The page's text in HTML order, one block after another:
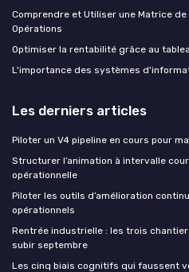
Comprendre et Utiliser une Matrice
Opérations
Optimiser la rentabilité grâce au
L'importance des systèmes
Les derniers articles
Piloter un V4 pipeline en cours pour
Structurer l’animation à intervalle
opérationnelle
Piloter les outils d’amélioration
opérationnels
Rentrée industrielle : les trois
subir septembre
Les cinq biais cognitifs qui faussent